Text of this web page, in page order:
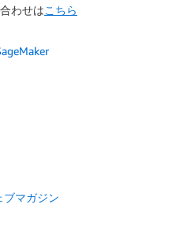
わせはこちら
ブマガジン